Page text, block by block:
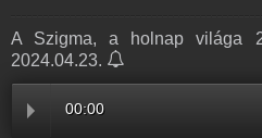
A Szigma, a holnap világa
2024.04.23.
00:00